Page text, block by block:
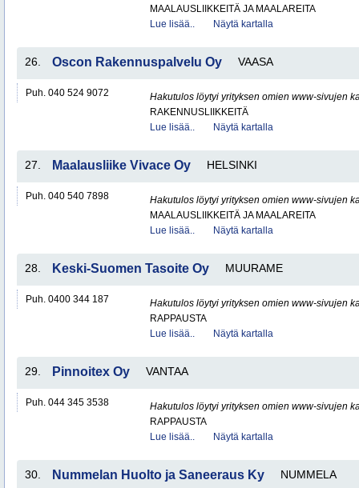
MAALAUSLIIKKEITÄ JA MAALAREITA
Lue lisää..
Näytä kartalla
26. Oscon Rakennuspalvelu Oy VAASA
Puh. 040 524 9072
Hakutulos löytyi yrityksen omien www-sivujen
RAKENNUSLIIKKEITÄ
Lue lisää..
Näytä kartalla
27. Maalausliike Vivace Oy HELSINKI
Puh. 040 540 7898
Hakutulos löytyi yrityksen omien www-sivujen
MAALAUSLIIKKEITÄ JA MAALAREITA
Lue lisää..
Näytä kartalla
28. Keski-Suomen Tasoite Oy MUURAME
Puh. 0400 344 187
Hakutulos löytyi yrityksen omien www-sivujen
RAPPAUSTA
Lue lisää..
Näytä kartalla
29. Pinnoitex Oy VANTAA
Puh. 044 345 3538
Hakutulos löytyi yrityksen omien www-sivujen
RAPPAUSTA
Lue lisää..
Näytä kartalla
30. Nummelan Huolto ja Saneeraus Ky NUMMELA